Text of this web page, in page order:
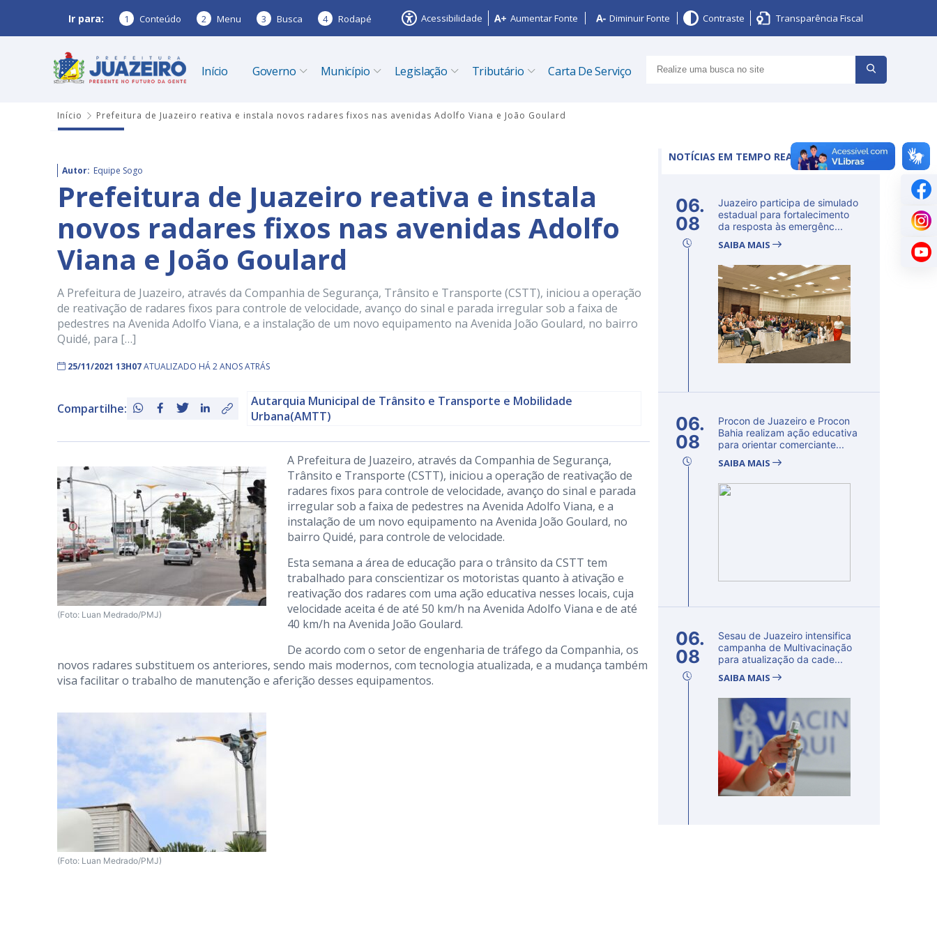
Ir para: 1 Conteúdo 2 Menu 3 Busca 4 Rodapé Acessibilidade Aumentar Fonte Diminuir Fonte Contraste Transparência Fiscal
Início Governo Município Legislação Tributário Carta De Serviço
Início Prefeitura de Juazeiro reativa e instala novos radares fixos nas avenidas Adolfo Viana e João Goulard
Autor: Equipe Sogo
Prefeitura de Juazeiro reativa e instala
novos radares fixos nas avenidas Adolfo
Viana e João Goulard
A Prefeitura de Juazeiro, através da Companhia de Segurança, Trânsito e Transporte (CSTT), iniciou a operação
de reativação de radares fixos para controle de velocidade, avanço do sinal e parada irregular sob a faixa de
pedestres na Avenida Adolfo Viana, e a instalação de um novo equipamento na Avenida João Goulard, no bairro
Quidé, para […]
25/11/2021 13H07ATUALIZADO HÁ 2 ANOS ATRÁS
Compartilhe:
Autarquia Municipal de Trânsito e Transporte e Mobilidade
Urbana(AMTT)
(Foto: Luan Medrado/PMJ)
A Prefeitura de Juazeiro, através da Companhia de Segurança,
Trânsito e Transporte (CSTT), iniciou a operação de reativação de
radares fixos para controle de velocidade, avanço do sinal e parada
irregular sob a faixa de pedestres na Avenida Adolfo Viana, e a
instalação de um novo equipamento na Avenida João Goulard, no
bairro Quidé, para controle de velocidade.
Esta semana a área de educação para o trânsito da CSTT tem
trabalhado para conscientizar os motoristas quanto à ativação e
reativação dos radares com uma ação educativa nesses locais, cuja
velocidade aceita é de até 50 km/h na Avenida Adolfo Viana e de até
40 km/h na Avenida João Goulard.
De acordo com o setor de engenharia de tráfego da Companhia, os
novos radares substituem os anteriores, sendo mais modernos, com tecnologia atualizada, e a mudança também
visa facilitar o trabalho de manutenção e aferição desses equipamentos.
(Foto: Luan Medrado/PMJ)
NOTÍCIAS EM TEMPO REAL
06.
08
Juazeiro participa de simulado
estadual para fortalecimento
da resposta às emergênc...
SAIBA MAIS
06.
08
Procon de Juazeiro e Procon
Bahia realizam ação educativa
para orientar comerciante...
SAIBA MAIS
06.
08
Sesau de Juazeiro intensifica
campanha de Multivacinação
para atualização da cade...
SAIBA MAIS